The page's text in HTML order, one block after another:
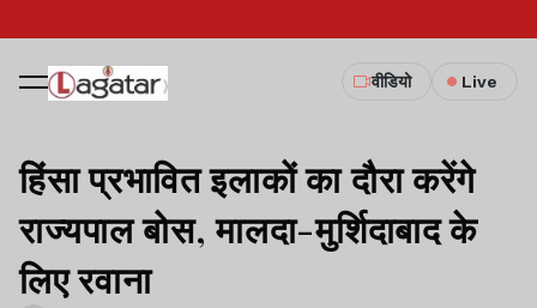
वीडियो Live
हिंसा प्रभावित इलाकों का दौरा करेंगे
राज्यपाल बोस, मालदा-मुर्शिदाबाद के
लिए रवाना